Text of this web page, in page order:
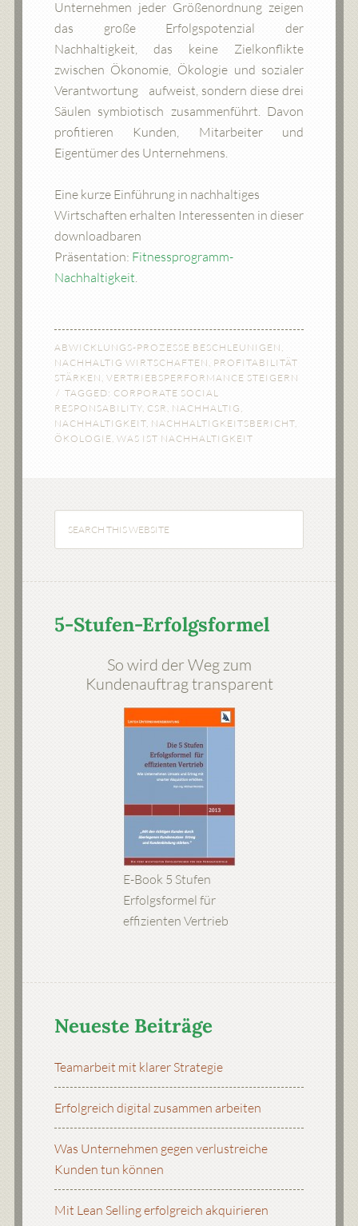
Unternehmen jeder Größenordnung zeigen
das große Erfolgspotenzial der
Nachhaltigkeit, das keine Zielkonflikte
zwischen Ökonomie, Ökologie und sozialer
Verantwortung aufweist, sondern diese drei
Säulen symbiotisch zusammenführt. Davon
profitieren Kunden, Mitarbeiter und
Eigentümer des Unternehmens.
Eine kurze Einführung in nachhaltiges
Wirtschaften erhalten Interessenten in dieser
downloadbaren
Präsentation: Fitnessprogramm-
Nachhaltigkeit.
ABWICKLUNGS-PROZESSE BESCHLEUNIGEN ,
NACHHALTIG WIRTSCHAFTEN , PROFITABILITÄT
STÄRKEN , VERTRIEBSPERFORMANCE STEIGERN
TAGGED: CORPORATE SOCIAL
RESPONSABILITY, CSR , NACHHALTIG ,
NACHHALTIGKEIT, NACHHALTIGKEITSBERICHT,
ÖKOLOGIE, WAS IST NACHHALTIGKEIT
5-Stufen-Erfolgsformel
So wird der Weg zum
Kundenauftrag transparent
E-Book 5 Stufen
Erfolgsformel für
effizienten Vertrieb
Neueste Beiträge
Teamarbeit mit klarer Strategie
Erfolgreich digital zusammen arbeiten
Was Unternehmen gegen verlustreiche
Kunden tun können
Mit Lean Selling erfolgreich akquirieren